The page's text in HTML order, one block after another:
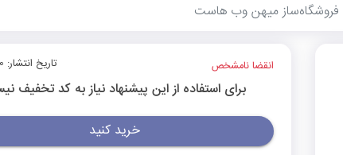
انقضا نامشخص تاریخ انتشار: 1402/03/10
برای استفاده از این پیشنهاد نیاز به کد تخفیف
خرید کنید